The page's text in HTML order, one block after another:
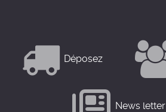
Déposez
News letter